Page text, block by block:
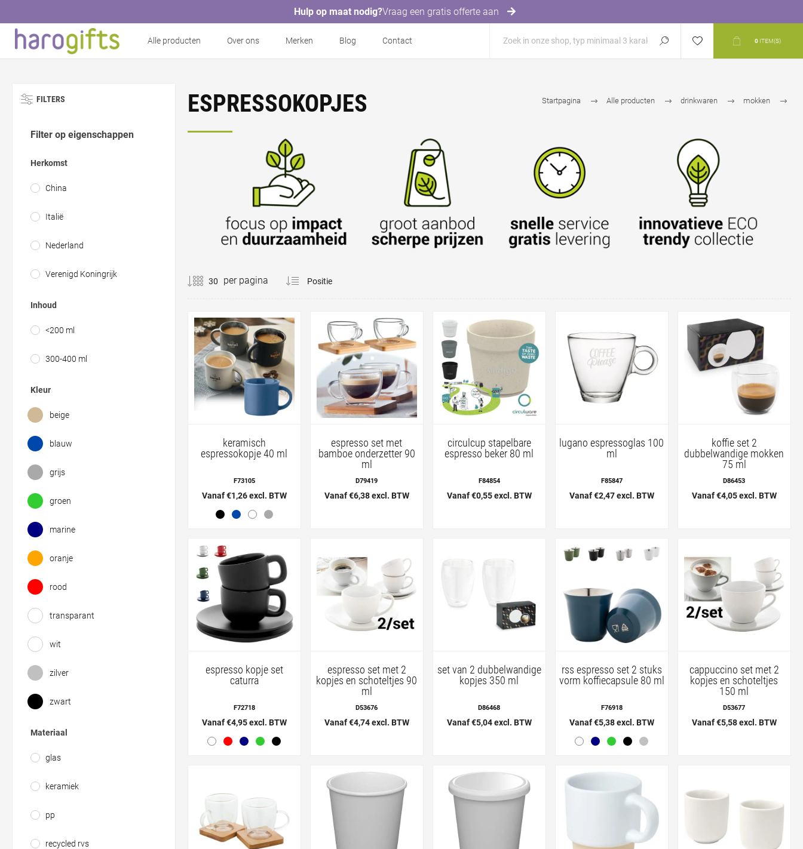
Hulp op maat nodig?Vraag een gratis offerte aan
Alle producten Over ons Merken Blog Contact 0 ITEM(S)
FILTERS
Filter op eigenschappen
Herkomst
China
Italië
Nederland
Verenigd Koningrijk
Inhoud
<200 ml
300-400 ml
Kleur
beige
blauw
grijs
groen
marine
oranje
rood
transparant
wit
zilver
zwart
Materiaal
glas
keramiek
pp
recycled rvs
Startpagina Alle producten drinkwaren mokken
ESPRESSOKOPJES
per pagina
keramisch
espressokopje 40 ml
F73105
Vanaf €1,26 excl. BTW
espresso set met
bamboe onderzetter 90
ml
D79419
Vanaf €6,38 excl. BTW
circulcup stapelbare
espresso beker 80 ml
F84854
Vanaf €0,55 excl. BTW
lugano espressoglas 100
ml
F85847
Vanaf €2,47 excl. BTW
koffie set 2
dubbelwandige mokken
75 ml
D86453
Vanaf €4,05 excl. BTW
espresso kopje set
caturra
F72718
Vanaf €4,95 excl. BTW
espresso set met 2
kopjes en schoteltjes 90
ml
D53676
Vanaf €4,74 excl. BTW
set van 2 dubbelwandige
kopjes 350 ml
D86468
Vanaf €5,04 excl. BTW
rss espresso set 2 stuks
vorm koffiecapsule 80 ml
F76918
Vanaf €5,38 excl. BTW
cappuccino set met 2
kopjes en schoteltjes
150 ml
D53677
Vanaf €5,58 excl. BTW